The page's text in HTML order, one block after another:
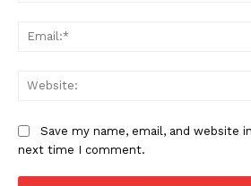
Save my name, email, and website
next time I comment.